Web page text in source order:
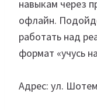
навыкам через
офлайн.
работать над
формат «учусь
Адрес: ул.